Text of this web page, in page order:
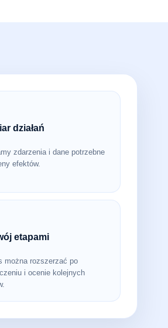
działań
zdarzenia i dane potrzebne
efektów.
etapami
można rozszerzać po
i ocenie kolejnych